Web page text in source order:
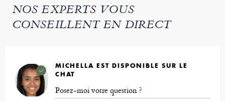
NOS EXPERTS VOUS
CONSEILLENT EN DIRECT
MICHELLA EST DISPONIBLE SUR LE
CHAT
Posez-moi votre question ?